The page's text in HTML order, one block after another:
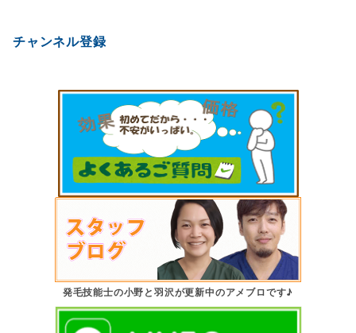
チャンネル登録
発毛技能士の小野と羽沢が更新中のアメブロです♪